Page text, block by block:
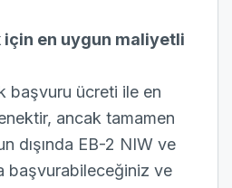
için en uygun maliyetli
başvuru ücreti ile en
ancak tamamen
dışında EB-2 NIW ve
başvurabileceğiniz ve